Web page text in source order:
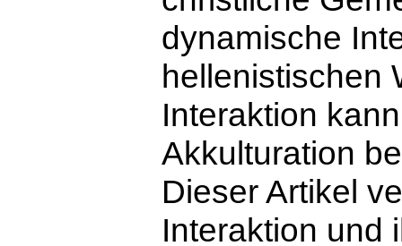
dynamische
hellenistischen
Interaktion
Akkulturation
Dieser Artikel
Interaktion und